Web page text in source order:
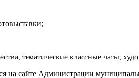
тематические классные часы,
на сайте Администрации